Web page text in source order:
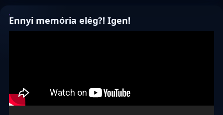
Ennyi memória elég?! Igen!